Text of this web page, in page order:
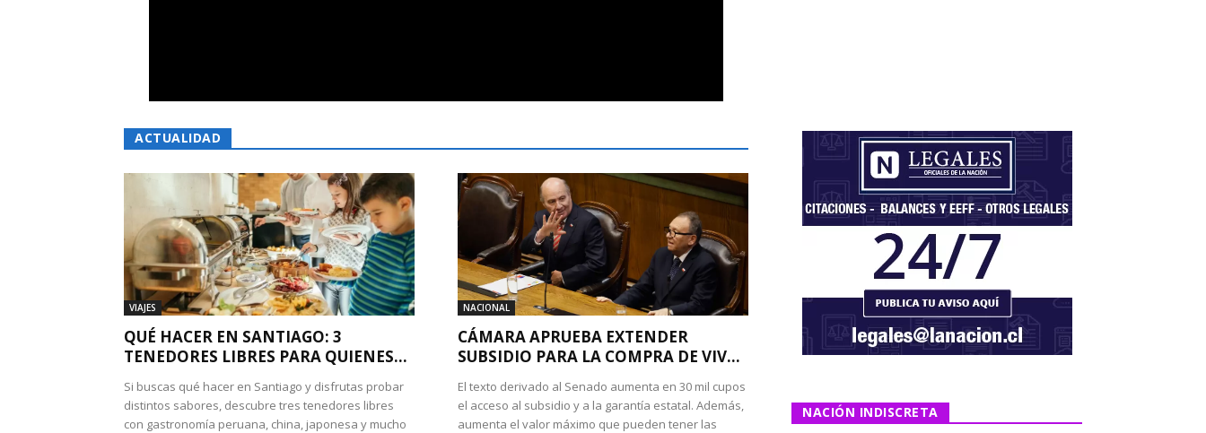
ACTUALIDAD
VIAJES
QUÉ HACER EN SANTIAGO: 3
TENEDORES LIBRES PARA QUIENES...
Si buscas qué hacer en Santiago y disfrutas probar
distintos sabores, descubre tres tenedores libres
con gastronomía peruana, china, japonesa y mucho
NACIONAL
CÁMARA APRUEBA EXTENDER
SUBSIDIO PARA LA COMPRA DE VIV...
El texto derivado al Senado aumenta en 30 mil cupos
el acceso al subsidio y a la garantía estatal. Además,
aumenta el valor máximo que pueden tener las
NACIÓN INDISCRETA